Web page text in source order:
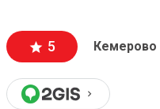
5 Кемерово